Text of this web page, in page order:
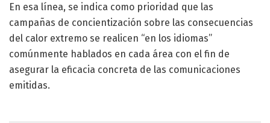
En esa línea, se indica como prioridad que las
campañas de concientización sobre las consecuencias
del calor extremo se realicen “en los idiomas”
comúnmente hablados en cada área con el fin de
asegurar la eficacia concreta de las comunicaciones
emitidas.